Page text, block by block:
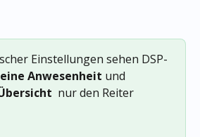
Einstellungen sehen DSP-
Anwesenheit und
  nur den Reiter